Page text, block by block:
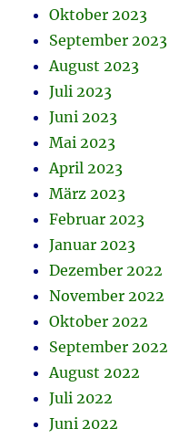
Oktober 2023
September 2023
August 2023
Juli 2023
Juni 2023
Mai 2023
April 2023
März 2023
Februar 2023
Januar 2023
Dezember 2022
November 2022
Oktober 2022
September 2022
August 2022
Juli 2022
Juni 2022